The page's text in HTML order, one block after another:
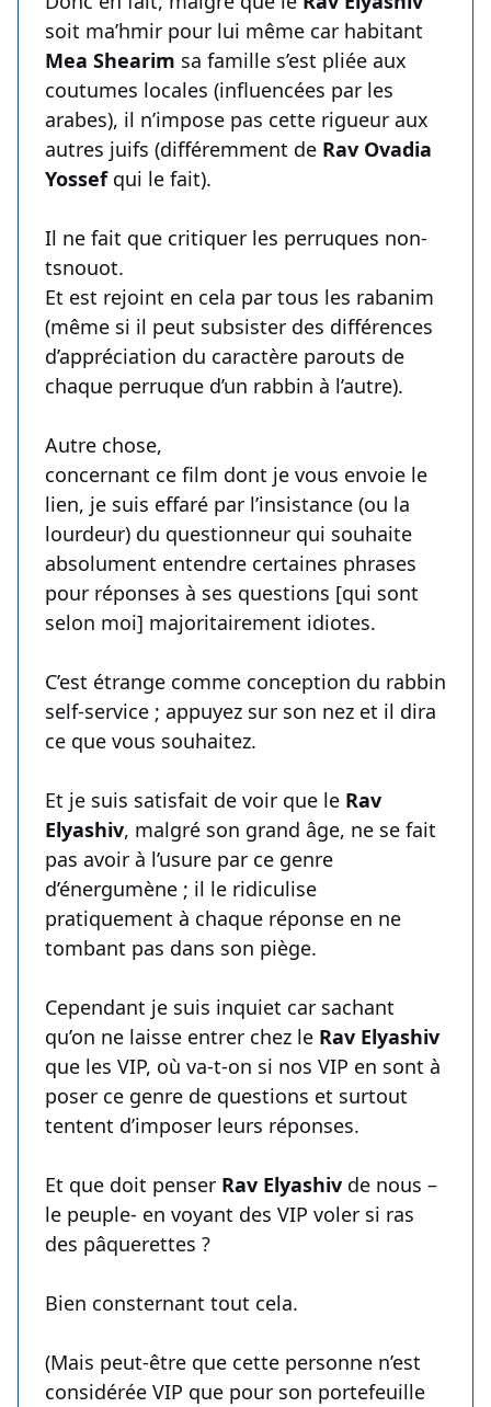
soit ma’hmir pour lui même car habitant
Mea Shearim sa famille s’est pliée aux
coutumes locales (influencées par les
arabes), il n’impose pas cette rigueur aux
autres juifs (différemment de Rav Ovadia
Yossef qui le fait).
Il ne fait que critiquer les perruques non-
tsnouot.
Et est rejoint en cela par tous les rabanim
(même si il peut subsister des différences
d’appréciation du caractère parouts de
chaque perruque d’un rabbin à l’autre).
Autre chose,
concernant ce film dont je vous envoie le
lien, je suis effaré par l’insistance (ou la
lourdeur) du questionneur qui souhaite
absolument entendre certaines phrases
pour réponses à ses questions [qui sont
selon moi] majoritairement idiotes.
C’est étrange comme conception du rabbin
self-service ; appuyez sur son nez et il dira
ce que vous souhaitez.
Et je suis satisfait de voir que le Rav
Elyashiv, malgré son grand âge, ne se fait
pas avoir à l’usure par ce genre
d’énergumène ; il le ridiculise
pratiquement à chaque réponse en ne
tombant pas dans son piège.
Cependant je suis inquiet car sachant
qu’on ne laisse entrer chez le Rav Elyashiv
que les VIP, où va-t-on si nos VIP en sont à
poser ce genre de questions et surtout
tentent d’imposer leurs réponses.
Et que doit penser Rav Elyashiv de nous –
le peuple- en voyant des VIP voler si ras
des pâquerettes ?
Bien consternant tout cela.
(Mais peut-être que cette personne n’est
considérée VIP que pour son portefeuille